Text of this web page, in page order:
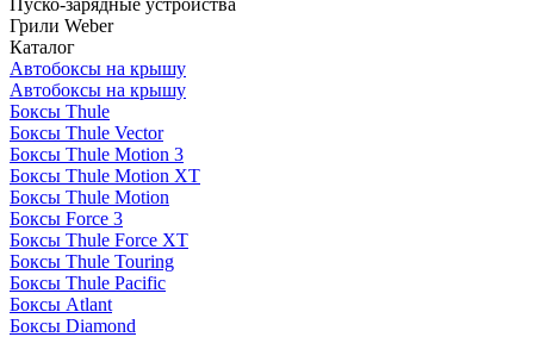
Пуско-зарядные устройства
Грили Weber
Каталог
Автобоксы на крышу
Автобоксы на крышу
Боксы Thule
Боксы Thule Vector
Боксы Thule Motion 3
Боксы Thule Motion XT
Боксы Thule Motion
Боксы Force 3
Боксы Thule Force XT
Боксы Thule Touring
Боксы Thule Pacific
Боксы Atlant
Боксы Diamond